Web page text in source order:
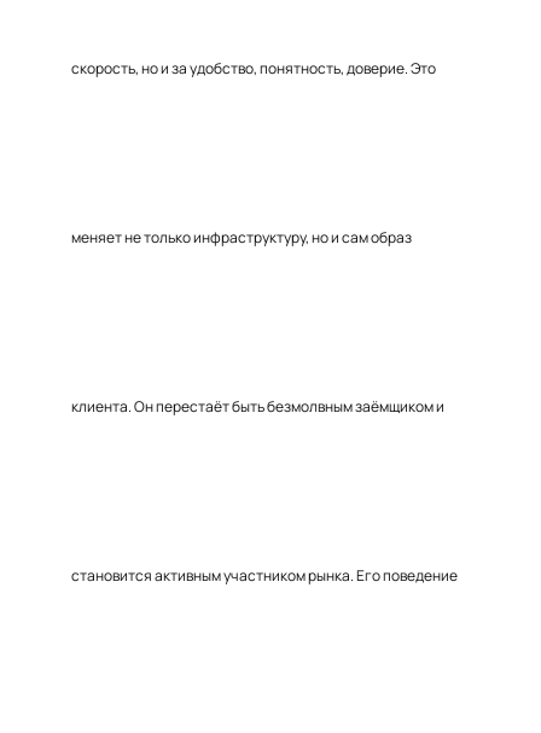
скорость, но и за удобство, понятность, доверие. Это
меняет не только инфраструктуру, но и сам образ
клиента. Он перестаёт быть безмолвным заёмщиком и
становится активным участником рынка. Его поведение